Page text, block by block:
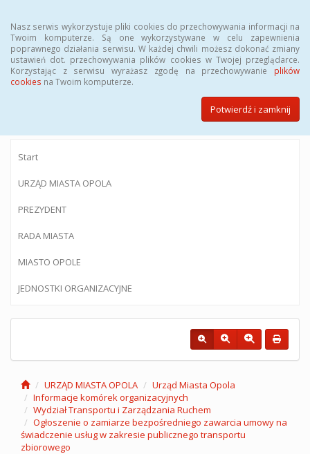
Nasz serwis wykorzystuje pliki cookies do przechowywania informacji na
Twoim komputerze. Są one wykorzystywane w celu zapewnienia
poprawnego działania serwisu. W każdej chwili możesz dokonać zmiany
ustawień dot. przechowywania plików cookies w Twojej przeglądarce.
Korzystając z serwisu wyrażasz zgodę na przechowywanie plików
cookies na Twoim komputerze.
Potwierdź i zamknij
BIULETYN INFORMACJI PUBLICZNEJ
Urzędu Miasta Opola
Start
URZĄD MIASTA OPOLA
PREZYDENT
RADA MIASTA
MIASTO OPOLE
JEDNOSTKI ORGANIZACYJNE
URZĄD MIASTA OPOLA
Urząd Miasta Opola
Informacje komórek organizacyjnych
Wydział Transportu i Zarządzania Ruchem
Ogłoszenie o zamiarze bezpośredniego zawarcia umowy na
świadczenie usług w zakresie publicznego transportu
zbiorowego